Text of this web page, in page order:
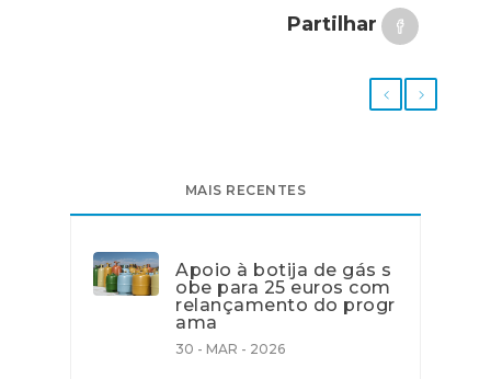
Partilhar
MAIS RECENTES
Apoio à botija de gás s
obe para 25 euros com
relançamento do progr
ama
30 - MAR - 2026